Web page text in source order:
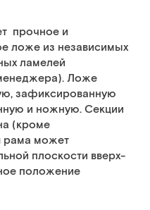
прочное и
ложе из независимых
ламелей
Ложе
зафиксированную
и ножную. Секции
(кроме
рама может
плоскости вверх-
положение